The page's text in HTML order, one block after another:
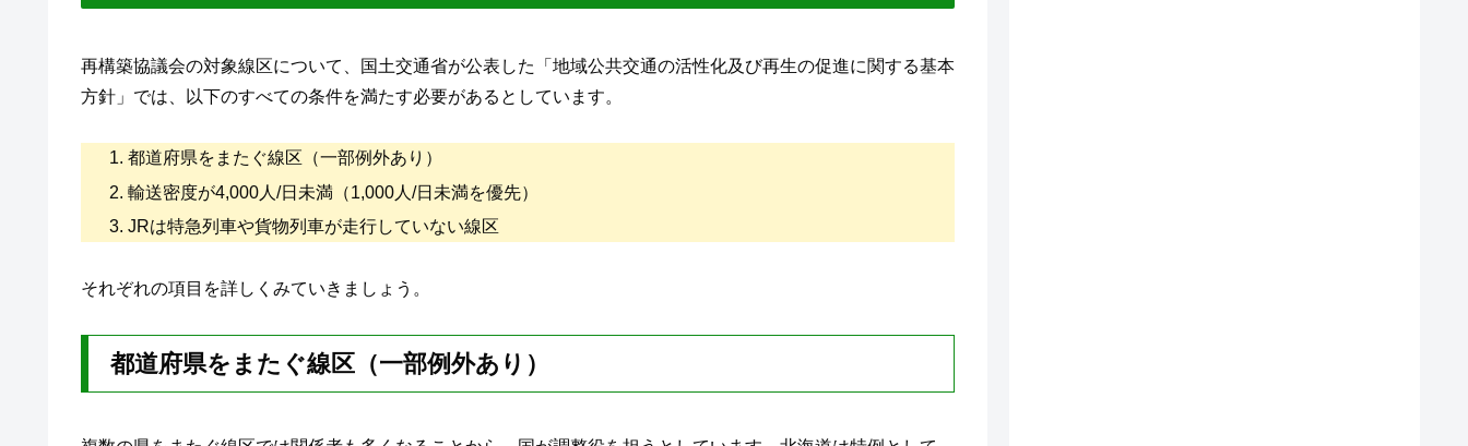
再構築協議会の対象線区について、国土交通省が公表した「地域公共交通の活性化及び再生の促進に関する基本
方針」では、以下のすべての条件を満たす必要があるとしています。
都道府県をまたぐ線区（一部例外あり）
輸送密度が4,000人/日未満（1,000人/日未満を優先）
JRは特急列車や貨物列車が走行していない線区
それぞれの項目を詳しくみていきましょう。
都道府県をまたぐ線区（一部例外あり）